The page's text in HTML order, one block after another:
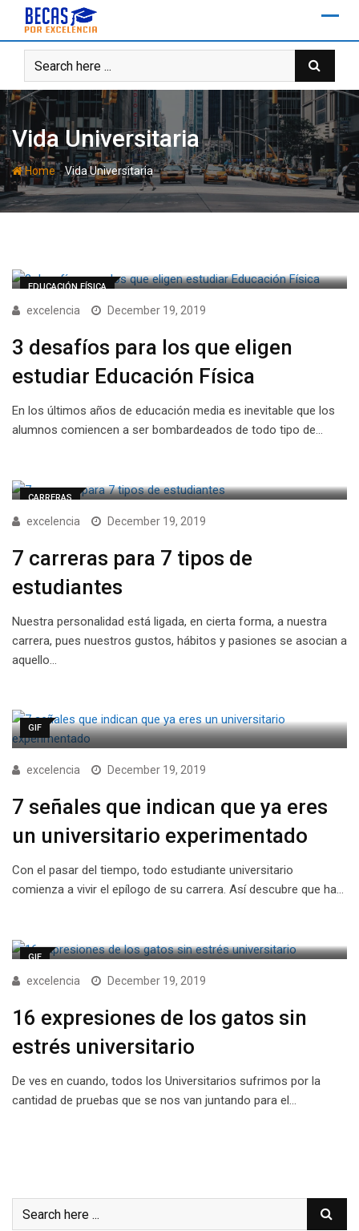
content
Vida Universitaria
Home-Vida Universitaria
EDUCACIÓN FÍSICA
excelencia December 19, 2019
3 desafíos para los que eligen
estudiar Educación Física
En los últimos años de educación media es inevitable que los
alumnos comiencen a ser bombardeados de todo tipo de…
CARRERAS
excelencia December 19, 2019
7 carreras para 7 tipos de
estudiantes
Nuestra personalidad está ligada, en cierta forma, a nuestra
carrera, pues nuestros gustos, hábitos y pasiones se asocian a
aquello…
GIF
excelencia December 19, 2019
7 señales que indican que ya eres
un universitario experimentado
Con el pasar del tiempo, todo estudiante universitario
comienza a vivir el epílogo de su carrera. Así descubre que ha…
GIF
excelencia December 19, 2019
16 expresiones de los gatos sin
estrés universitario
De ves en cuando, todos los Universitarios sufrimos por la
cantidad de pruebas que se nos van juntando para el…